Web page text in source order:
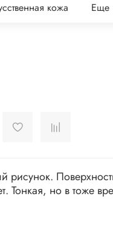
кожа
Еще
рисунок.
Тонкая, но в тоже